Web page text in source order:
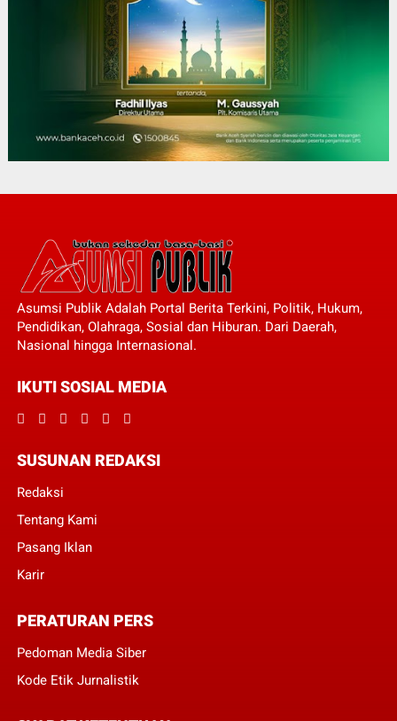
Asumsi Publik Adalah Portal Berita Terkini, Politik, Hukum,
Pendidikan, Olahraga, Sosial dan Hiburan. Dari Daerah,
Nasional hingga Internasional.
IKUTI SOSIAL MEDIA
SUSUNAN REDAKSI
Redaksi
Tentang Kami
Pasang Iklan
Karir
PERATURAN PERS
Pedoman Media Siber
Kode Etik Jurnalistik